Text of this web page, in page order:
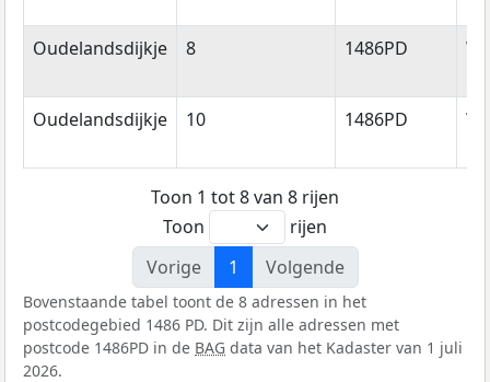
Oudelandsdijkje 8 1486PD
Oudelandsdijkje 10 1486PD
Toon 1 tot 8 van 8 rijen
Toon
rijen
Vorige
1 Volgende
Bovenstaande tabel toont de 8 adressen in het
postcodegebied 1486 PD. Dit zijn alle adressen met
postcode 1486PD in de BAG data van het Kadaster van 1 juli
2026.